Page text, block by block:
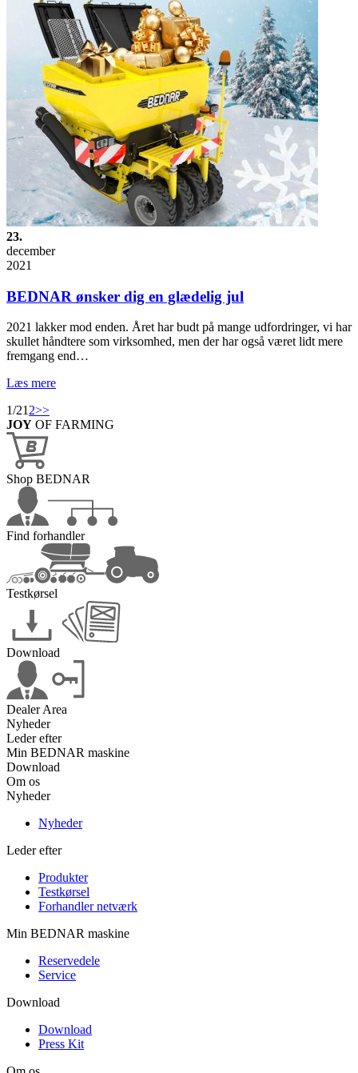
23.
december
2021
BEDNAR ønsker dig en glædelig jul
2021 lakker mod enden. Året har budt på mange udfordringer, vi har
skullet håndtere som virksomhed, men der har også været lidt mere
fremgang end…
Læs mere
1/212>>
JOY OF FARMING
Shop BEDNAR
Find forhandler
Testkørsel
Download
Dealer Area
Nyheder
Leder efter
Min BEDNAR maskine
Download
Om os
Nyheder
Nyheder
Leder efter
Produkter
Testkørsel
Forhandler netværk
Min BEDNAR maskine
Reservedele
Service
Download
Download
Press Kit